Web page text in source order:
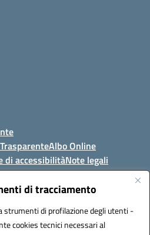
di tracciamento
strumenti di profilazione degli utenti -
cookies tecnici necessari al
Albo Online
di accessibilitàNote legali
Torre del Greco (NA)